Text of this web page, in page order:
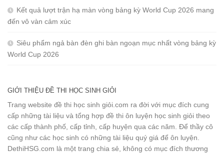
Kết quả lượt trận hạ màn vòng bảng kỳ World Cup 2026 mang
đến vô vàn cảm xúc
Siêu phẩm ngả bàn đèn ghi bàn ngoạn mục nhất vòng bảng kỳ
World Cup 2026
GIỚI THIỆU ĐỀ THI HỌC SINH GIỎI
Trang website đề thi học sinh giỏi.com ra đời với mục đích cung
cấp những tài liệu và tổng hợp đề thi ôn luyện học sinh giỏi theo
các cấp thành phố, cấp tỉnh, cấp huyện qua các năm. Để thầy cô
cũng như các học sinh có những tài liệu quý giá để ôn luyện.
DethiHSG.com là một trang chia sẻ, không có mục đích thương